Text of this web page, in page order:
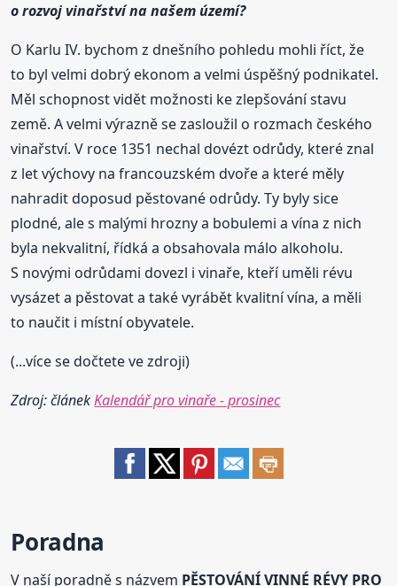
o rozvoj vinařství na našem území?
O Karlu IV. bychom z dnešního pohledu mohli říct, že
to byl velmi dobrý ekonom a velmi úspěšný podnikatel.
Měl schopnost vidět možnosti ke zlepšování stavu
země. A velmi výrazně se zasloužil o rozmach českého
vinařství. V roce 1351 nechal dovézt odrůdy, které znal
z let výchovy na francouzském dvoře a které měly
nahradit doposud pěstované odrůdy. Ty byly sice
plodné, ale s malými hrozny a bobulemi a vína z nich
byla nekvalitní, řídká a obsahovala málo alkoholu.
S novými odrůdami dovezl i vinaře, kteří uměli révu
vysázet a pěstovat a také vyrábět kvalitní vína, a měli
to naučit i místní obyvatele.
(...více se dočtete ve zdroji)
Zdroj: článekKalendář pro vinaře - prosinec
Poradna
V naší poradně s názvem PĚSTOVÁNÍ VINNÉ RÉVY PRO